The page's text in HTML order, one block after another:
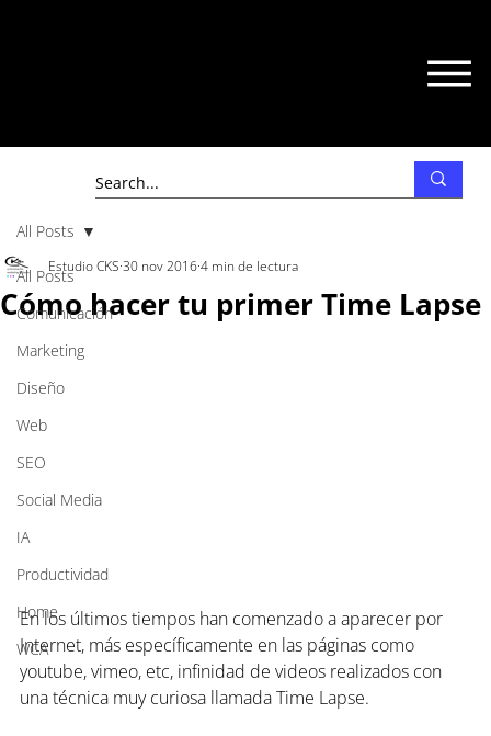
All Posts
Comunicación
Marketing
Diseño
Web
SEO
Social Media
IA
Productividad
Home
WCA
All Posts
Cómo hacer tu primer Time Lapse
Estudio CKS 30 nov 20164 min de lectura
En los últimos tiempos han comenzado a aparecer por
Internet, más específicamente en las páginas como
youtube, vimeo, etc, infinidad de videos realizados con
una técnica muy curiosa llamada Time Lapse.